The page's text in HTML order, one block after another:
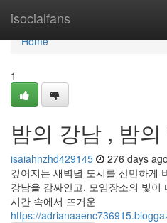
isocialfans
Home
Home
1
밤의 강남 , 밤
isaiahnzhd429145 276 days ago
깊어지는 새벽녘 도시를 산만하게
강남을 감싸안고. 모임장소의 빛
시간 속에서 뜨거운
https://